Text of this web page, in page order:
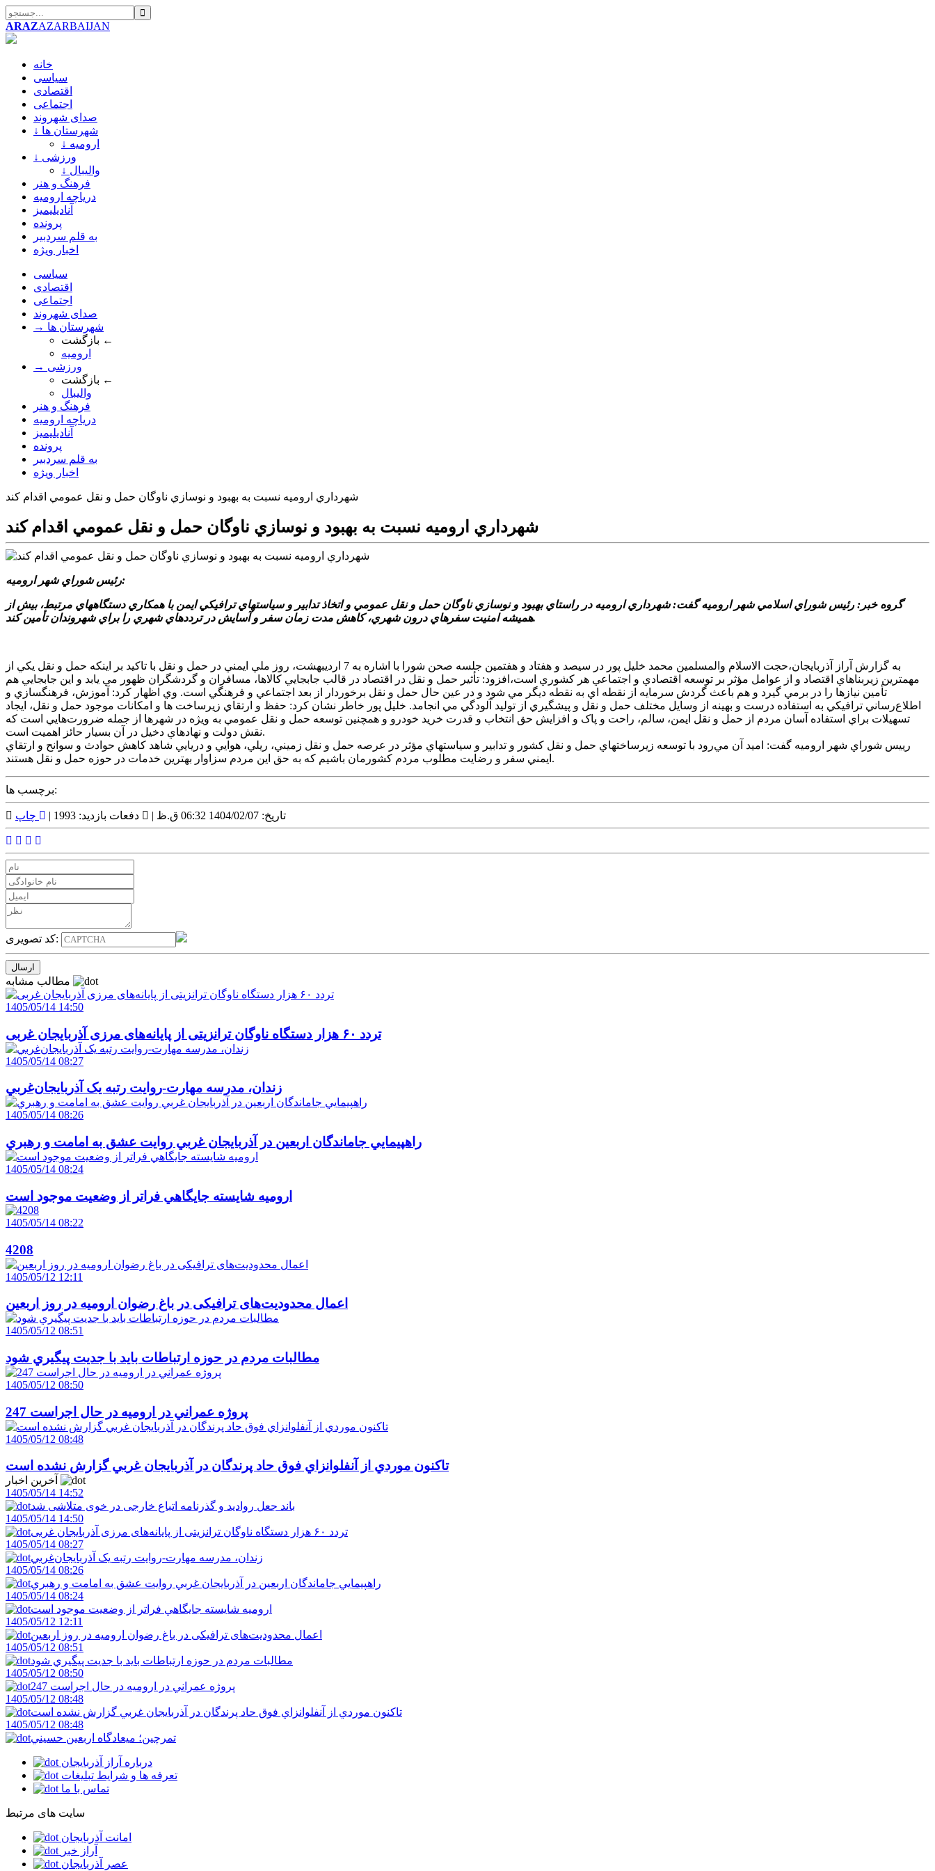
ARAZAZARBAIJAN
خانه
سیاسی
اقتصادی
اجتماعی
صدای شهروند
↓ شهرستان ها
↓ ارومیه
↓ ورزشی
↓ والیبال
فرهنگ و هنر
دریاچه ارومیه
آنادیلیمیز
پرونده
به قلم سردبیر
اخبار ویژه
سیاسی
اقتصادی
اجتماعی
صدای شهروند
→ شهرستان ها
بازگشت ←
ارومیه
→ ورزشی
بازگشت ←
والیبال
فرهنگ و هنر
دریاچه ارومیه
آنادیلیمیز
پرونده
به قلم سردبیر
اخبار ویژه
شهرداري اروميه نسبت به بهبود و نوسازي ناوگان حمل و نقل عمومي اقدام کند
شهرداري اروميه نسبت به بهبود و نوسازي ناوگان حمل و نقل عمومي اقدام کند
رئيس شوراي شهر اروميه:
گروه خبر: رئيس شوراي اسلامي شهر اروميه گفت: شهرداري اروميه در راستاي بهبود و نوسازي ناوگان حمل و نقل عمومي و اتخاذ تدابير و سياستهاي ترافيکي ايمن با همکاري دستگاههاي مرتبط، بيش از
هميشه امنيت سفرهاي درون شهري، کاهش مدت زمان سفر و آسايش در ترددهاي شهري را براي شهروندان تأمين کند.
به گزارش آراز آذربايجان،حجت الاسلام والمسلمين محمد خليل پور در سيصد و هفتاد و هفتمين جلسه صحن شورا با اشاره به 7 ارديبهشت، روز ملي ايمني در حمل و نقل با تاکيد بر اينکه حمل و نقل يکي از
مهمترين زيربناهاي اقتصاد و از عوامل مؤثر بر توسعه اقتصادي و اجتماعي هر کشوري است،افزود: تأثير حمل و نقل در اقتصاد در قالب جابجايي کالاها، مسافران و گردشگران ظهور مي يابد و اين جابجايي هم
تأمين نيازها را در برمي گيرد و هم باعث گردش سرمايه از نقطه اي به نقطه ديگر مي شود و در عين حال حمل و نقل برخوردار از بعد اجتماعي و فرهنگي است. وي اظهار کرد: آموزش، فرهنگسازي و
اطلاع‌رساني ترافيکي به استفاده درست و بهينه از وسايل مختلف حمل و نقل و پيشگيري از توليد آلودگي مي انجامد. خليل پور خاطر نشان کرد: حفظ و ارتقاي زيرساخت ها و امکانات موجود حمل و نقل، ايجاد
تسهيلات براي استفاده آسان مردم از حمل و نقل ايمن، سالم، راحت و پاک و افزايش حق انتخاب و قدرت خريد خودرو و همچنين توسعه حمل و نقل عمومي به ويژه در شهرها از جمله ضرورت‌هايي است که
نقش دولت و نهادهاي دخيل در آن بسيار حائز اهميت است.
رييس شوراي شهر اروميه گفت: اميد آن مي‌رود با توسعه زيرساختهاي حمل و نقل کشور و تدابير و سياستهاي مؤثر در عرصه حمل و نقل زميني، ريلي، هوايي و دريايي شاهد کاهش حوادث و سوانح و ارتقاي
ايمني سفر و رضايت مطلوب مردم کشورمان باشيم که به حق اين مردم سزاوار بهترين خدمات در حوزه حمل و نقل هستند.
برچسب ها:
تاریخ: 1404/02/07 06:32 ق.ظ | دفعات بازدید: 1993 | چاپ
کد تصویری:
1405/05/14 14:50
تردد ۶۰ هزار دستگاه ناوگان ترانزیتی از پایانه‌های مرزی آذربایجان ‌غربی
1405/05/14 08:27
زندان، مدرسه مهارت-روايت رتبه يک آذربايجان‌غربي
1405/05/14 08:26
راهپيمايي جاماندگان اربعين در آذربايجان غربي روايت عشق به امامت و رهبري
1405/05/14 08:24
اروميه شايسته جايگاهي فراتر از وضعيت موجود است
1405/05/14 08:22
4208
1405/05/12 12:11
اعمال محدودیت‌های ترافیکی در باغ رضوان ارومیه در روز اربعین
1405/05/12 08:51
مطالبات مردم در حوزه ارتباطات بايد با جديت پيگيري شود
1405/05/12 08:50
247 پروژه عمراني در اروميه در حال اجراست
1405/05/12 08:48
تاکنون موردي از آنفلوانزاي فوق حاد پرندگان در آذربايجان غربي گزارش نشده است
1405/05/14 14:52
باند جعل روادید و گذرنامه اتباع خارجی در خوی متلاشی شد
1405/05/14 14:50
تردد ۶۰ هزار دستگاه ناوگان ترانزیتی از پایانه‌های مرزی آذربایجان ‌غربی
1405/05/14 08:27
زندان، مدرسه مهارت-روايت رتبه يک آذربايجان‌غربي
1405/05/14 08:26
راهپيمايي جاماندگان اربعين در آذربايجان غربي روايت عشق به امامت و رهبري
1405/05/14 08:24
اروميه شايسته جايگاهي فراتر از وضعيت موجود است
1405/05/12 12:11
اعمال محدودیت‌های ترافیکی در باغ رضوان ارومیه در روز اربعین
1405/05/12 08:51
مطالبات مردم در حوزه ارتباطات بايد با جديت پيگيري شود
1405/05/12 08:50
247 پروژه عمراني در اروميه در حال اجراست
1405/05/12 08:48
تاکنون موردي از آنفلوانزاي فوق حاد پرندگان در آذربايجان غربي گزارش نشده است
1405/05/12 08:48
تمرچين؛ ميعادگاه اربعين حسيني
درباره آراز آذربایجان
تعرفه ها و شرایط تبلیغات
تماس با ما
سایت های مرتبط
امانت آذربایجان
آراز خبر
عصر آذربایجان